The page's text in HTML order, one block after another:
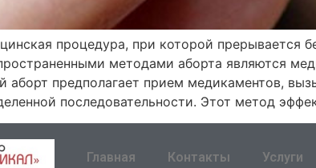
процедура, при которой
методами аборта являются
аборт предполагает прием медикаментов,
последовательности. Этот метод
Главная Контакты Услуги